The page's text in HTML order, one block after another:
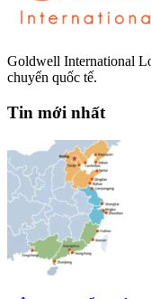
Goldwell International
chuyển quốc tế.
Tin mới nhất